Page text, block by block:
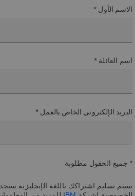
الاسم الأول *
اسم العائلة *
البريد الإلكتروني الخاص بالعمل *
* جميع الحقول مطلوبة
سيتم تسليم اشتراكك باللغة